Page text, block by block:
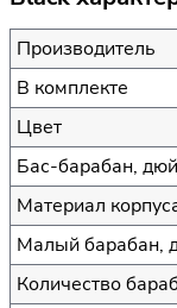
Производитель
В комплекте
Цвет
Бас-барабан,
Материал
Малый барабан,
Количество